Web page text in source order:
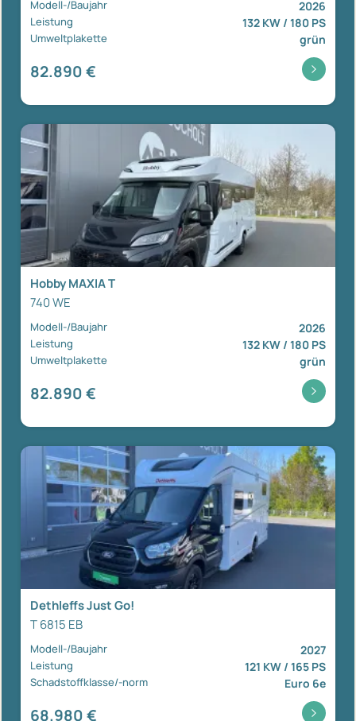
Modell-/Baujahr 2026
Leistung 132 KW / 180 PS
Umweltplakette grün
82.890 €
Hobby MAXIA T
740 WE
Modell-/Baujahr 2026
Leistung 132 KW / 180 PS
Umweltplakette grün
82.890 €
Dethleffs Just Go!
T 6815 EB
Modell-/Baujahr 2027
Leistung 121 KW / 165 PS
Schadstoffklasse/-norm Euro 6e
68.980 €